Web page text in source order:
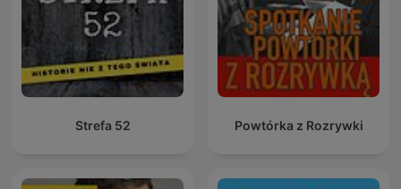
Strefa 52 Powtórka z Rozrywki